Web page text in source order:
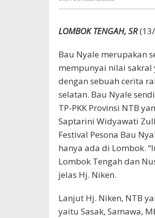
LOMBOK TENGAH, SR
Bau Nyale merupakan
mempunyai nilai sakral
dengan sebuah cerita
selatan. Bau Nyale
TP-PKK Provinsi NTB
Saptarini Widyawati
Festival Pesona Bau
hanya ada di Lombok.
Lombok Tengah dan
jelas Hj. Niken.
Lanjut Hj. Niken, NTB
yaitu Sasak, Samawa,